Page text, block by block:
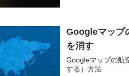
Googleマップ
を消す
Googleマップの航
する）方法